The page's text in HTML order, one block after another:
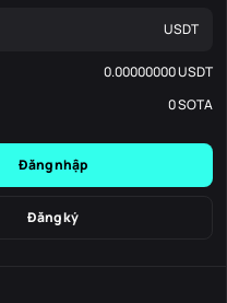
USDT
0.00000000USDT
0SOTA
Đăng nhập
Đăng ký